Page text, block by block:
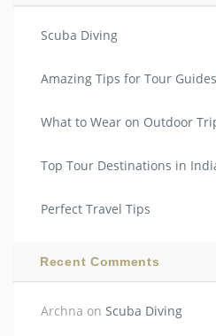
Scuba Diving
Amazing Tips for Tour Guides
What to Wear on Outdoor
Top Tour Destinations in
Perfect Travel Tips
Recent Comments
Archna on Scuba Diving